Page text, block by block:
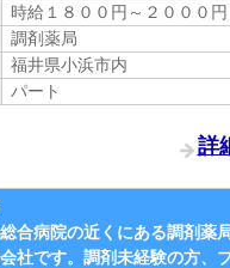
時給１８００円～２０００円
調剤薬局
福井県小浜市内
パート
詳
総合病院の近くにある調剤薬
社です。調剤未経験の方、